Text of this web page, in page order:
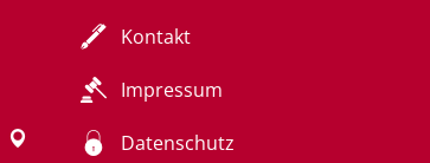
Kontakt
Impressum
Datenschutz